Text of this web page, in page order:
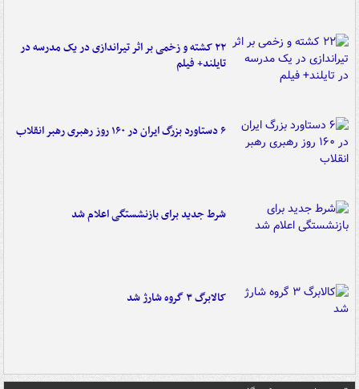
۲۲ کشته و زخمی بر اثر تیراندازی در یک مدرسه در
تایلند+ فیلم
۶ دستاورد بزرگ ایران در ۱۶۰ روز رهبری رهبر انقلاب
شرط جدید برای بازنشستگی اعلام شد
کالابرگ ۳ گروه شارژ شد